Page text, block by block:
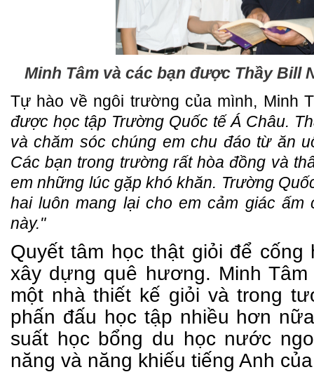
Minh Tâm và các bạn được Thầy Bill
Tự hào về ngôi trường của mình, Minh
được học tập Trường Quốc tế Á Châu.
và chăm sóc chúng em chu đáo từ ăn
Các bạn trong trường rất hòa đồng và
em những lúc gặp khó khăn. Trường
hai luôn mang lại cho em cảm giác ấm
này."
Quyết tâm học thật giỏi để
xây dựng quê hương. Minh
một nhà thiết kế giỏi và trong
phấn đấu học tập nhiều hơn
suất học bổng du học nước
năng và năng khiếu tiếng Anh